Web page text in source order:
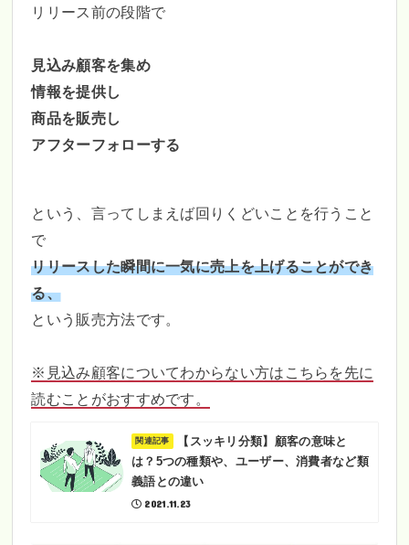
リリース前の段階で
見込み顧客を集め
情報を提供し
商品を販売し
アフターフォローする
という、言ってしまえば回りくどいことを行うこと
で
リリースした瞬間に一気に売上を上げることができ
る、
という販売方法です。
※見込み顧客についてわからない方はこちらを先に
読むことがおすすめです。
【スッキリ分類】顧客の意味と
は？5つの種類や、ユーザー、消費者など類
義語との違い
2021.11.23